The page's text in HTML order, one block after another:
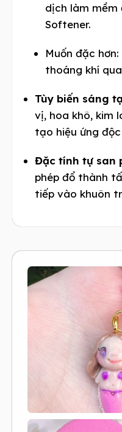
dịch làm mềm
Softener.
Muốn đặc
thoáng khí
Tùy biến sáng
vị, hoa khô, kim
tạo hiệu ứng
Đặc tính tự san
phép đổ thành
tiếp vào khuôn